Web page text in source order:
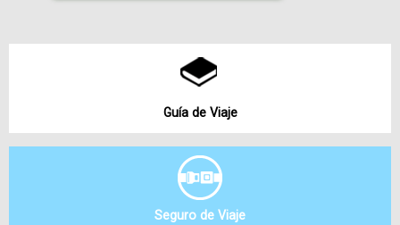
Guía de Viaje
Seguro de Viaje